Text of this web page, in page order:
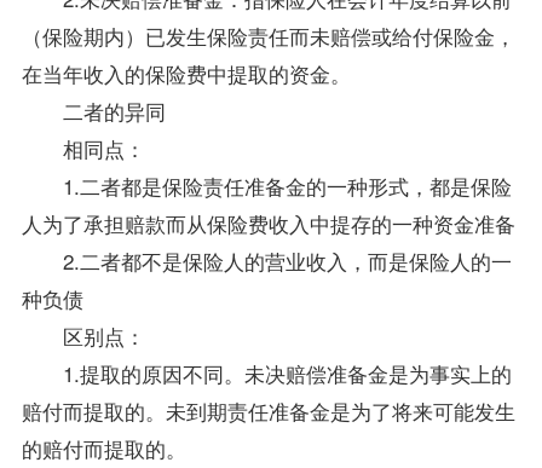
（保险期内）已发生保险责任而未赔偿或给付保险金，
在当年收入的保险费中提取的资金。
二者的异同
相同点：
1.二者都是保险责任准备金的一种形式，都是保险
人为了承担赔款而从保险费收入中提存的一种资金准备
2.二者都不是保险人的营业收入，而是保险人的一
种负债
区别点：
1.提取的原因不同。未决赔偿准备金是为事实上的
赔付而提取的。未到期责任准备金是为了将来可能发生
的赔付而提取的。